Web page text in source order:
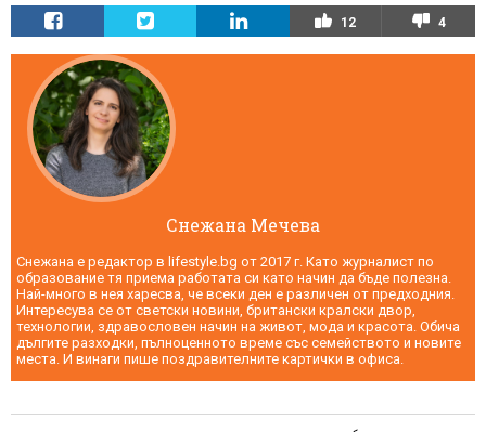
12 4
Снежана Мечева
Снежана е редактор в lifestyle.bg от 2017 г. Като журналист по
образование тя приема работата си като начин да бъде полезна.
Най-много в нея харесва, че всеки ден е различен от предходния.
Интересува се от светски новини, британски кралски двор,
технологии, здравословен начин на живот, мода и красота. Обича
дългите разходки, пълноценното време със семейството и новите
места. И винаги пише поздравителните картички в офиса.